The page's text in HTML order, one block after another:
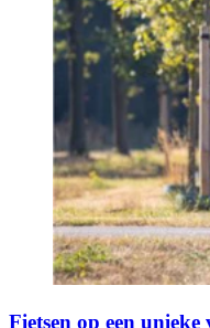
Fietsen op een